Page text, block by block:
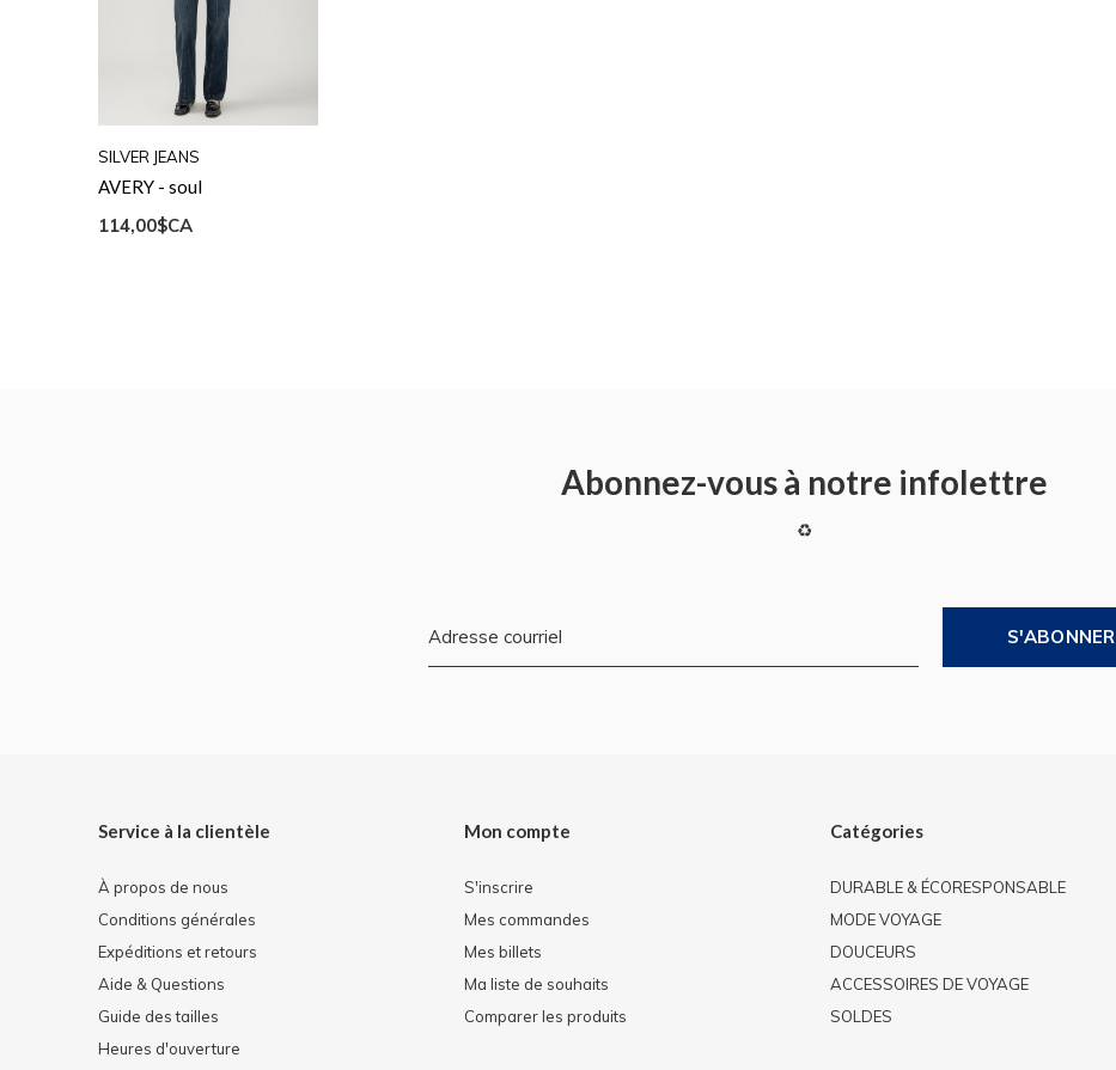
SILVER JEANS
AVERY - soul
114,00$CA
Abonnez-vous à notre infolettre
♻
S'ABONNER
Service à la clientèle
À propos de nous
Conditions générales
Expéditions et retours
Aide & Questions
Guide des tailles
Heures d'ouverture
Mon compte
S'inscrire
Mes commandes
Mes billets
Ma liste de souhaits
Comparer les produits
Catégories
DURABLE & ÉCORESPONSABLE
MODE VOYAGE
DOUCEURS
ACCESSOIRES DE VOYAGE
SOLDES